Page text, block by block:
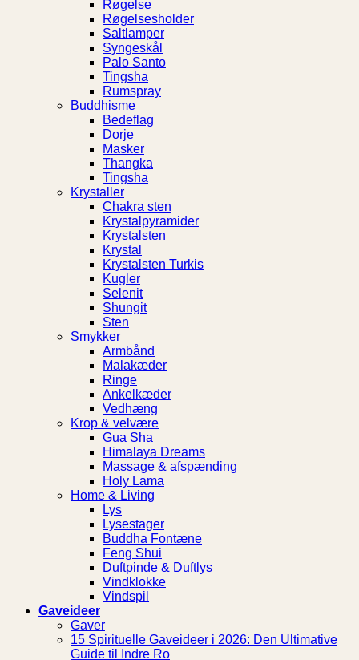
Røgelse
Røgelsesholder
Saltlamper
Syngeskål
Palo Santo
Tingsha
Rumspray
Buddhisme
Bedeflag
Dorje
Masker
Thangka
Tingsha
Krystaller
Chakra sten
Krystalpyramider
Krystalsten
Krystal
Krystalsten Turkis
Kugler
Selenit
Shungit
Sten
Smykker
Armbånd
Malakæder
Ringe
Ankelkæder
Vedhæng
Krop & velvære
Gua Sha
Himalaya Dreams
Massage & afspænding
Holy Lama
Home & Living
Lys
Lysestager
Buddha Fontæne
Feng Shui
Duftpinde & Duftlys
Vindklokke
Vindspil
Gaveideer
Gaver
15 Spirituelle Gaveideer i 2026: Den Ultimative
Guide til Indre Ro